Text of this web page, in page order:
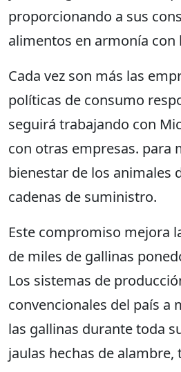
proporcionando a sus
alimentos en armonía con
Cada vez son más las
políticas de consumo
seguirá trabajando con
con otras empresas. para
bienestar de los animales
cadenas de suministro.
Este compromiso mejora
de miles de gallinas
Los sistemas de
convencionales del país a
las gallinas durante toda
jaulas hechas de alambre,